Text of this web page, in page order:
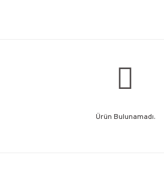
Ürün Bulunamadı.